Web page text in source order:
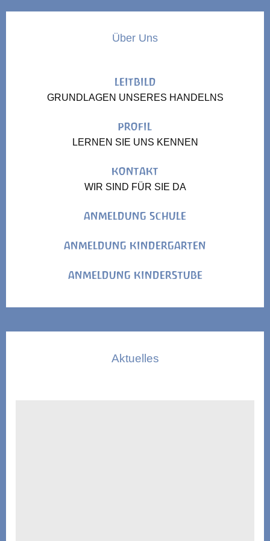
Über Uns
LEITBILD
GRUNDLAGEN UNSERES HANDELNS
PROFIL
LERNEN SIE UNS KENNEN
KONTAKT
WIR SIND FÜR SIE DA
ANMELDUNG SCHULE
ANMELDUNG KINDERGARTEN
ANMELDUNG KINDERSTUBE
Aktuelles